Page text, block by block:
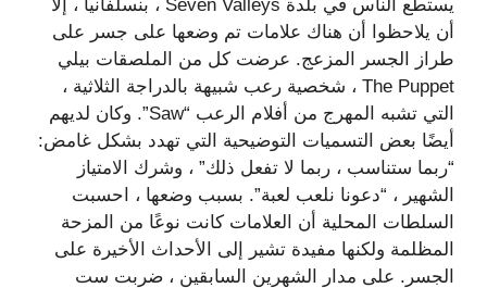
يستطع الناس في بلدة Seven Valleys ، بنسلفانيا ، إلا
أن يلاحظوا أن هناك علامات تم وضعها على جسر على
طراز الجسر المزعج. عرضت كل من الملصقات بيلي
The Puppet ، شخصية رعب شبيهة بالدراجة الثلاثية ،
التي تشبه المهرج من أفلام الرعب “Saw”. وكان لديهم
أيضًا بعض التسميات التوضيحية التي تهدد بشكل غامض:
“ربما ستناسب ، ربما لا تفعل ذلك” ، وشرك الامتياز
الشهير ، “دعونا نلعب لعبة”. بسبب وضعها ، احسبت
السلطات المحلية أن العلامات كانت نوعًا من المزحة
المظلمة ولكنها مفيدة تشير إلى الأحداث الأخيرة على
الجسر. على مدار الشهرين السابقين ، ضربت ست